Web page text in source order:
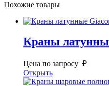
Похожие товары
Краны
Цена по запросу ₽
Открыть